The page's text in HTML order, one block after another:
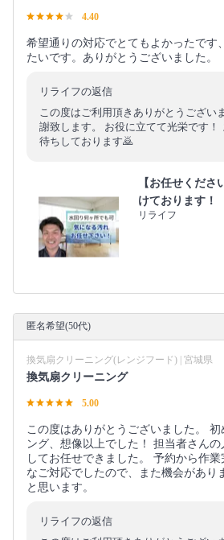
4.40
希望通りの対応でとてもよかったです
たいです。ありがとうございました。
リライフの返信
この度はご利用頂きありがとうござい
謝致します。 お役に立てて光栄です！
待ちしております🙇
【お任せくださ
けております！
リライフ
匿名希望(50代)
換気扇クリーニング(レンジフード) | 宮城県
換気扇クリーニング
5.00
この度はありがとうございました。
ング、想像以上でした！ 担当者さん
してお任せできました。 予約から作
なご対応でしたので、また機会があり
と思います。
リライフの返信